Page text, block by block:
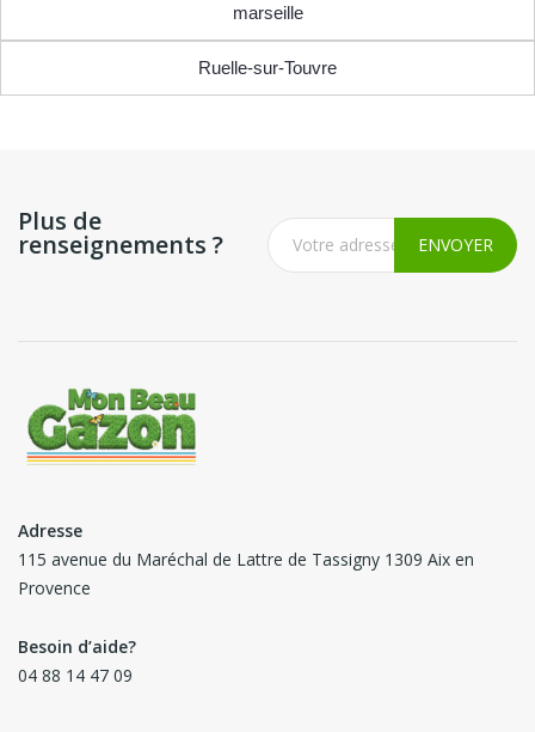
marseille
Ruelle-sur-Touvre
Plus de
renseignements ?
Adresse
115 avenue du Maréchal de Lattre de Tassigny 1309 Aix en
Provence
Besoin d’aide?
04 88 14 47 09